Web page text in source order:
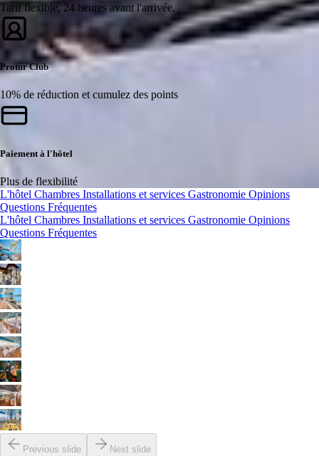
Tarif flexible, 24 heures avant l'arrivée.
Protur Club
10% de réduction et cumulez des points
Paiement à l'hôtel
Plus de flexibilité
L'hôtel Chambres Installations et services Gastronomie Opinions
Questions Fréquentes
L'hôtel Chambres Installations et services Gastronomie Opinions
Questions Fréquentes
Previous slide Next slide